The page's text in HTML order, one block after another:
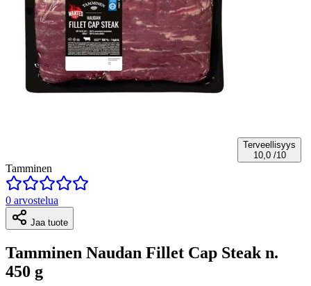
Terveellisyys
10,0 /10
Tamminen
0 arvostelua
Jaa tuote
Tamminen Naudan Fillet Cap Steak n.
450 g